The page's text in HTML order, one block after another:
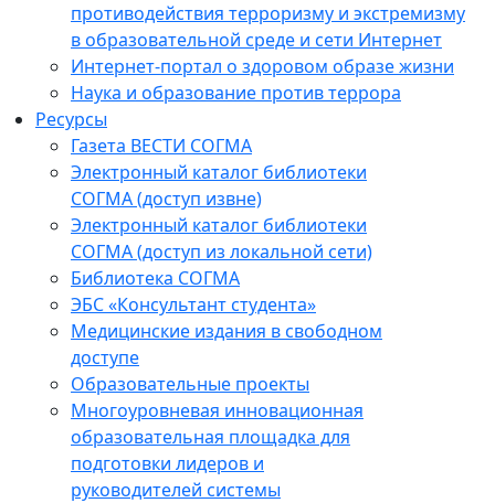
противодействия терроризму и экстремизму
в образовательной среде и сети Интернет
Интернет-портал о здоровом образе жизни
Наука и образование против террора
Ресурсы
Газета ВЕСТИ СОГМА
Электронный каталог библиотеки
СОГМА (доступ извне)
Электронный каталог библиотеки
СОГМА (доступ из локальной сети)
Библиотека СОГМА
ЭБС «Консультант студента»
Медицинские издания в свободном
доступе
Образовательные проекты
Многоуровневая инновационная
образовательная площадка для
подготовки лидеров и
руководителей системы